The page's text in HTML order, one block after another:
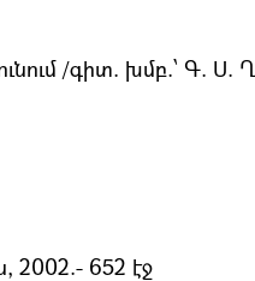
/գիտ. խմբ.՝ Գ. Ս.
2002.- 652 էջ